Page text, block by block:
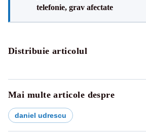
telefonie, grav afectate
Distribuie articolul
Mai multe articole despre
daniel udrescu